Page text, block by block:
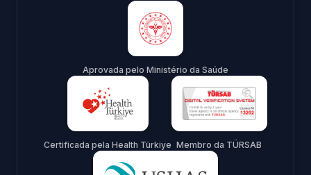
Aprovada pelo Ministério da Saúde
Certificada pela Health Türkiye Membro da TÜRSAB